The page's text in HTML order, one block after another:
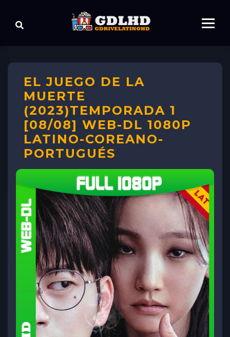
EL JUEGO DE LA
MUERTE
(2023)TEMPORADA 1
[08/08] WEB-DL 1080P
LATINO-COREANO-
PORTUGUÉS